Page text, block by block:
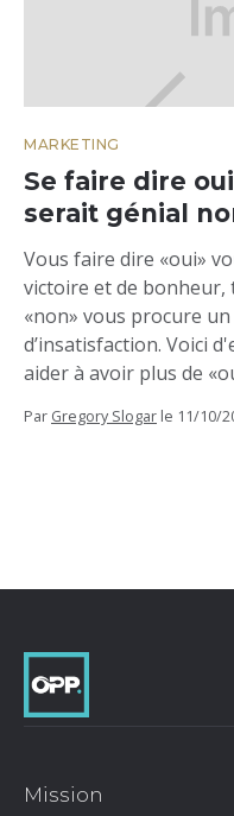
MARKETING
Se faire dire
serait génial
Vous faire dire «oui»
victoire et de bonheur,
«non» vous procure
d’insatisfaction. Voici
aider à avoir plus de
Par Gregory Slogar le 11/10/
Mission